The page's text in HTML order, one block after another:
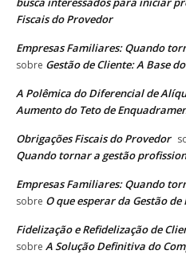
Fiscais do Provedor
Empresas Familiares: Quando
sobre Gestão de Cliente: A Base
A Polêmica do Diferencial de
Aumento do Teto de
Obrigações Fiscais do Provedor
Quando tornar a gestão
Empresas Familiares: Quando
sobre O que esperar da Gestão de
Fidelização e Refidelização de
sobre A Solução Definitiva do